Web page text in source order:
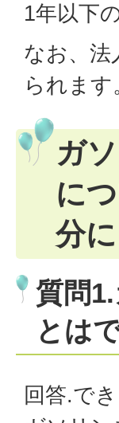
1年以下
なお、法
られます
ガ
に
分
質問
とは
回答.で